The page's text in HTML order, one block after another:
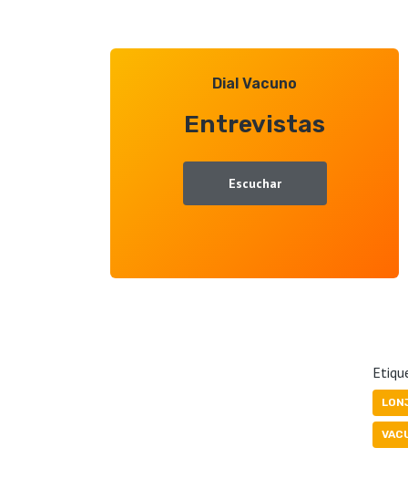
Dial Vacuno
Entrevistas
Escuchar